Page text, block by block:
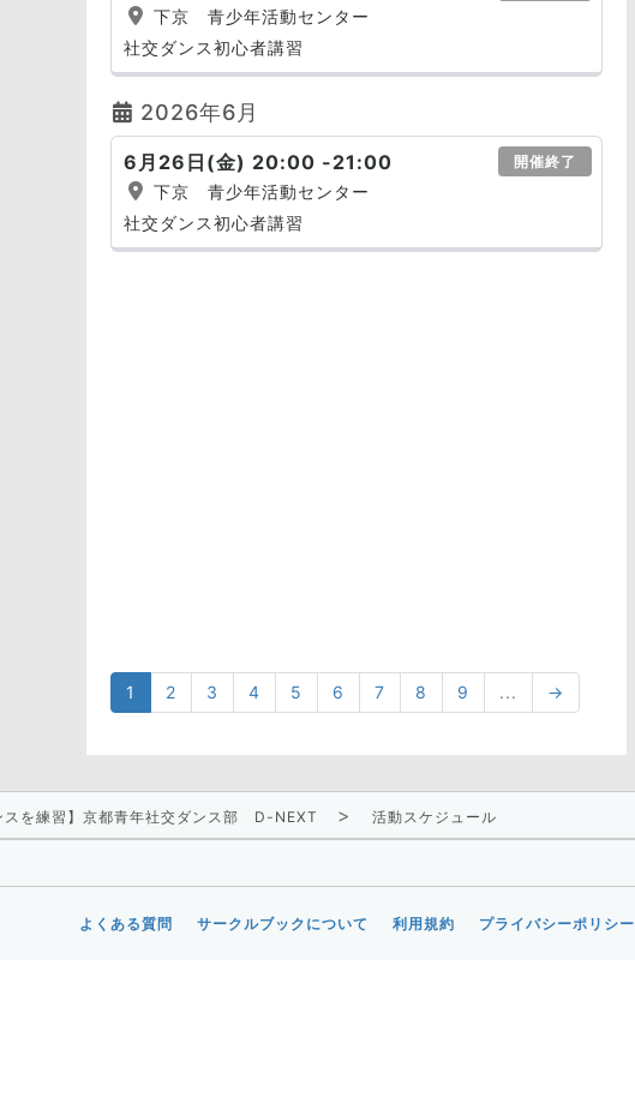
下京 青少年活動センター
社交ダンス初心者講習
2026年6月
6月26日(金) 20:00 -21:00 開催終了
下京 青少年活動センター
社交ダンス初心者講習
1 2 3 4 5 6 7 8 9 ... →
スを練習】京都青年社交ダンス部 D-NEXT 活動スケジュール
よくある質問 サークルブックについて 利用規約 プライバシーポリシー